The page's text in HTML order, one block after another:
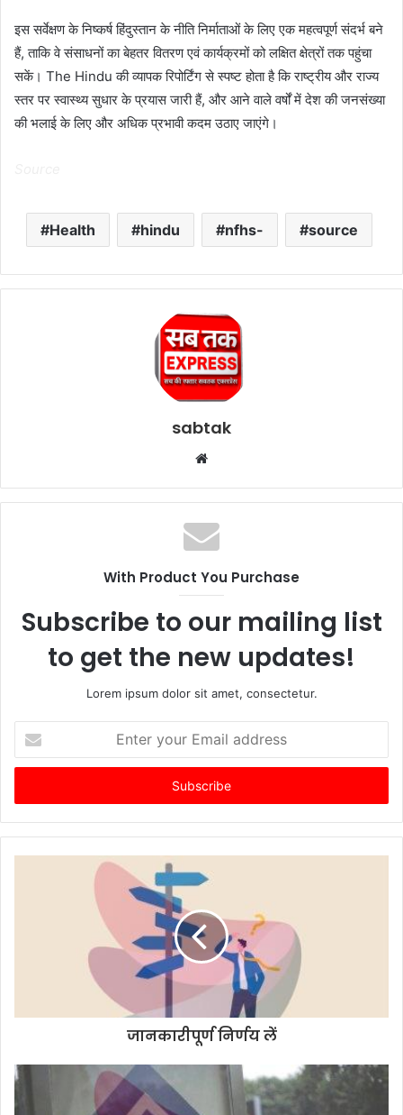
इस सर्वेक्षण के निष्कर्ष हिंदुस्तान के नीति निर्माताओं के लिए एक महत्वपूर्ण संदर्भ बने
हैं, ताकि वे संसाधनों का बेहतर वितरण एवं कार्यक्रमों को लक्षित क्षेत्रों तक पहुंचा
सकें। The Hindu की व्यापक रिपोर्टिंग से स्पष्ट होता है कि राष्ट्रीय और राज्य
स्तर पर स्वास्थ्य सुधार के प्रयास जारी हैं, और आने वाले वर्षों में देश की जनसंख्या
की भलाई के लिए और अधिक प्रभावी कदम उठाए जाएंगे।
Health hindu nfhs- source
sabtak
Website
With Product You Purchase
Subscribe to our mailing list
to get the new updates!
Lorem ipsum dolor sit amet, consectetur.
your
Email
जानकारीपूर्ण निर्णय लें